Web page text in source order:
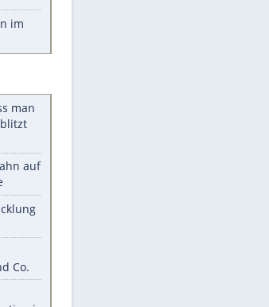
Unsere Themen-Highlights
Diese Promi-Outfits sorgten für
Aufruhr!
Was bei der Vogelfütterung
wirklich sinnvoll ist
"Infanti-No Go": Pressestimmen
zum Verbleib des FIFA-Chefs
Im Zeitraffer: Die Entwicklung
des Lenkrades